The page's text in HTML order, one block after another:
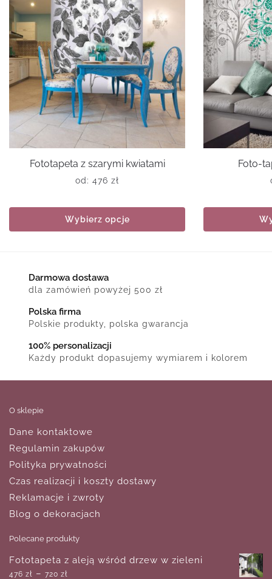
Fototapeta z szarymi kwiatami
od: 476 zł
Wybierz opcje
Foto-
Darmowa dostawa
dla zamówień powyżej 500 zł
Polska firma
Polskie produkty, polska gwarancja
100% personalizacji
Każdy produkt dopasujemy wymiarem i kolorem
O sklepie
Dane kontaktowe
Regulamin zakupów
Polityka prywatności
Czas realizacji i koszty dostawy
Reklamacje i zwroty
Blog o dekoracjach
Polecane produkty
Fototapeta z aleją wśród drzew w zieleni
476 zł – 720 zł